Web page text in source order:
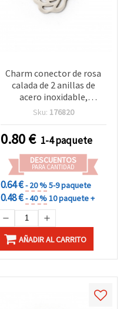
Charm conector de rosa
calada de 2 anillas de
acero inoxidable,
20,5x16x1 mm, Ø 1,5 mm,
Sku: 176820
0.80€ 1-4 paquete
DESCUENTOS
PARA CANTIDAD
0.64 €- 20 %5-9 paquete
0.48 €- 40 %10 paquete +
AÑADIR AL CARRITO